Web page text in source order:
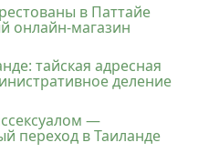
в Паттайе
онлайн-магазин
тайская адресная
деление
—
переход в Таиланде